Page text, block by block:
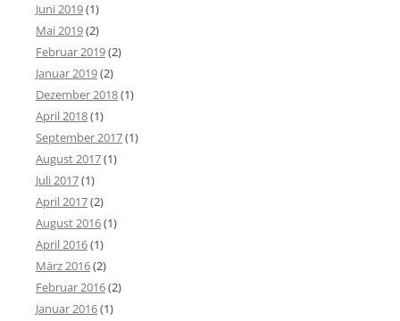
Juni 2019(1)
Mai 2019(2)
Februar 2019(2)
Januar 2019(2)
Dezember 2018(1)
April 2018(1)
September 2017(1)
August 2017(1)
Juli 2017(1)
April 2017(2)
August 2016(1)
April 2016(1)
März 2016(2)
Februar 2016(2)
Januar 2016(1)